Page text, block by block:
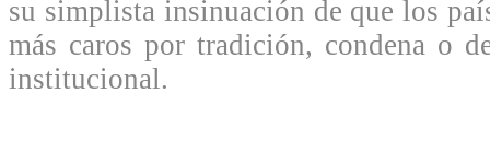
su simplista insinuación de que los
más caros por tradición, condena o
institucional.